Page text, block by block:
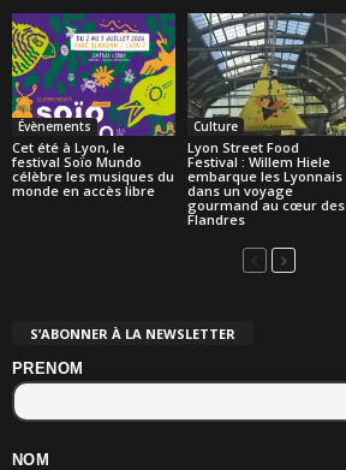
Évènements
Cet été à Lyon, le
festival Soïo Mundo
célèbre les musiques du
monde en accès libre
Culture
Lyon Street Food
Festival : Willem Hiele
embarque les Lyonnais
dans un voyage
gourmand au cœur des
Flandres
S’ABONNER À LA NEWSLETTER
PRENOM
NOM